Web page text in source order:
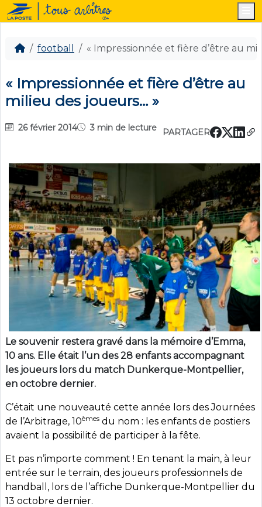
football « Impressionnée et fière d’être au
« Impressionnée et fière d’être au
milieu des joueurs… »
26 février 2014 3 min de lecture PARTAGER
Le souvenir restera gravé dans la mémoire d’Emma,
10 ans. Elle était l’un des 28 enfants accompagnant
les joueurs lors du match Dunkerque-Montpellier,
en octobre dernier.
C’était une nouveauté cette année lors des Journées
de l’Arbitrage, 10èmes du nom : les enfants de postiers
avaient la possibilité de participer à la fête.
Et pas n’importe comment ! En tenant la main, à leur
entrée sur le terrain, des joueurs professionnels de
handball, lors de l’affiche Dunkerque-Montpellier du
13 octobre dernier.